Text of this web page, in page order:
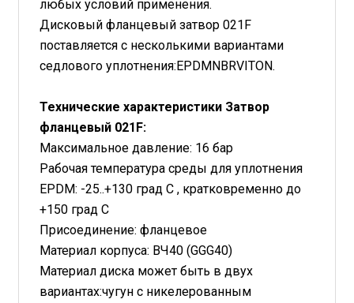
любых условий применения.
Дисковый фланцевый затвор 021F
поставляется с несколькими вариантами
седлового уплотнения:EPDMNBRVITON.
Технические характеристики Затвор
фланцевый 021F:
Максимальное давление: 16 бар
Рабочая температура среды для уплотнения
EPDM: -25..+130 град С , кратковременно до
+150 град С
Присоединение: фланцевое
Материал корпуса: ВЧ40 (GGG40)
Материал диска может быть в двух
вариантах:чугун с никелерованным